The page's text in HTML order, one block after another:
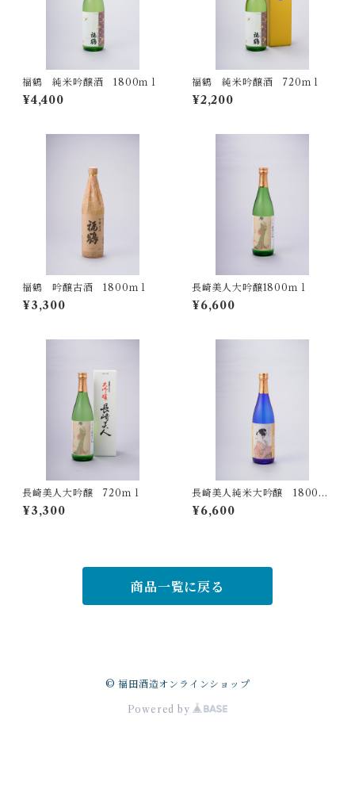
福鶴 純米吟醸酒 1800ｍｌ
¥4,400
福鶴 純米吟醸酒 720ｍｌ
¥2,200
福鶴 吟醸古酒 1800ｍｌ
¥3,300
長崎美人大吟醸1800ｍｌ
¥6,600
長崎美人大吟醸 720ｍｌ
¥3,300
長崎美人純米大吟醸 1800ｍ
ｌ
¥6,600
商品一覧に戻る
© 福田酒造オンラインショップ
Powered by